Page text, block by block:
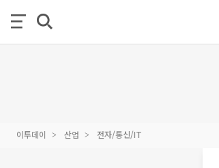
이투데이 산업 전자/통신/IT